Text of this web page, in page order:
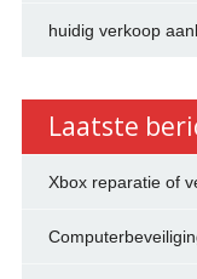
huidig verkoop
Laatste
Xbox reparatie of